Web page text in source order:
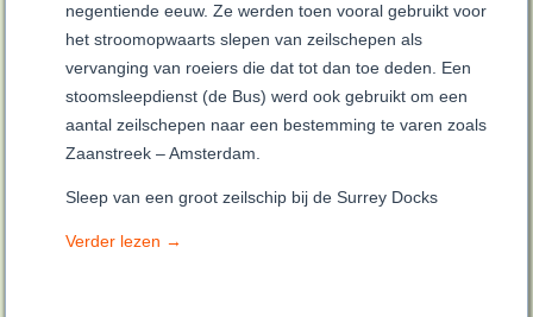
negentiende eeuw. Ze werden toen vooral gebruikt voor
het stroomopwaarts slepen van zeilschepen als
vervanging van roeiers die dat tot dan toe deden. Een
stoomsleepdienst (de Bus) werd ook gebruikt om een
aantal zeilschepen naar een bestemming te varen zoals
Zaanstreek – Amsterdam.
Sleep van een groot zeilschip bij de Surrey Docks
Verder lezen →